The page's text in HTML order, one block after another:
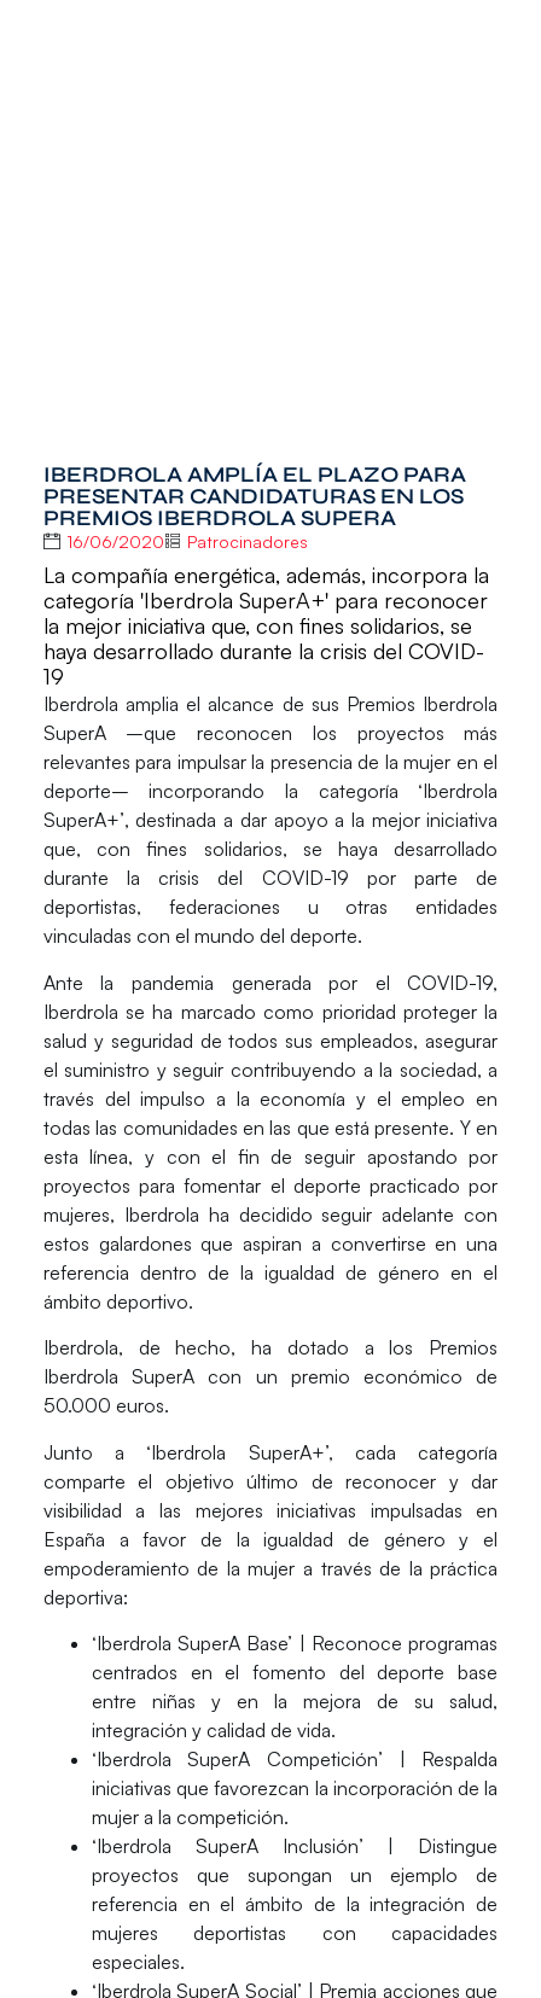
IBERDROLA AMPLÍA EL PLAZO PARA
PRESENTAR CANDIDATURAS EN LOS
PREMIOS IBERDROLA SUPERA
16/06/2020 Patrocinadores
La compañía energética, además, incorpora la
categoría 'Iberdrola SuperA+' para reconocer
la mejor iniciativa que, con fines solidarios, se
haya desarrollado durante la crisis del COVID-
19
Iberdrola amplia el alcance de sus Premios Iberdrola
SuperA–que reconocen los proyectos más
relevantes para impulsar la presencia de la mujer en el
deporte– incorporando la categoría ‘Iberdrola
SuperA+’, destinada a dar apoyo a la mejor iniciativa
que, con fines solidarios, se haya desarrollado
durante lacrisis del COVID-19 por parte de
deportistas, federaciones u otras entidades
vinculadas con el mundo del deporte.
Ante la pandemia generada por el COVID-19,
Iberdrola se ha marcado como prioridad proteger la
salud y seguridad de todos sus empleados, asegurar
el suministro y seguir contribuyendo a la sociedad, a
través del impulso a la economía y el empleo en
todas las comunidades en las que está presente. Y en
esta línea, y con el fin de seguir apostando por
proyectos para fomentar el deporte practicado por
mujeres, Iberdrola ha decidido seguir adelante con
estos galardones que aspiran a convertirse en una
referencia dentro de la igualdad de género en el
ámbito deportivo.
Iberdrola, de hecho, ha dotado a los Premios
Iberdrola SuperA con un premio económico de
50.000 euros.
Junto a ‘Iberdrola SuperA+’, cada categoría
comparte el objetivo último de reconocer y dar
visibilidad a las mejores iniciativas impulsadas en
España a favor de la igualdad de género y el
empoderamiento de la mujer a través de la práctica
deportiva:
‘Iberdrola SuperA Base’ | Reconoce programas
centrados en el fomento del deporte base
entre niñas y en la mejora de su salud,
integración y calidad de vida.
‘Iberdrola SuperA Competición’ | Respalda
iniciativas que favorezcan la incorporación de la
mujer a la competición.
‘Iberdrola SuperA Inclusión’ | Distingue
proyectos que supongan un ejemplo de
referencia en el ámbito de la integración de
mujeres deportistas con capacidades
especiales.
‘Iberdrola SuperA Social’ | Premia acciones que